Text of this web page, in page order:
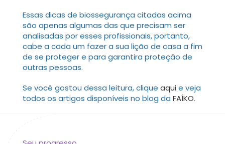
Essas dicas de biossegurança citadas acima
são apenas algumas das que precisam ser
analisadas por esses profissionais, portanto,
cabe a cada um fazer a sua lição de casa a fim
de se proteger e para garantira proteção de
outras pessoas.
Se você gostou dessa leitura, clique aqui e veja
todos os artigos disponíveis no blog da FAÍKO.